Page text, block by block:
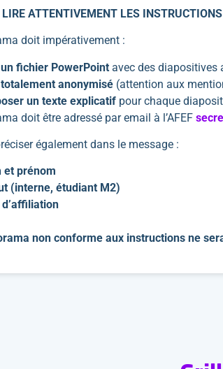
LIRE ATTENTIVEMENT LES
doit impérativement :
fichier PowerPoint avec des diapositives
anonymisé (attention aux
un texte explicatif pour chaque
doit être adressé par email à l’AFEF
également dans le message :
et prénom
(interne, étudiant M2)
non conforme aux instructions ne